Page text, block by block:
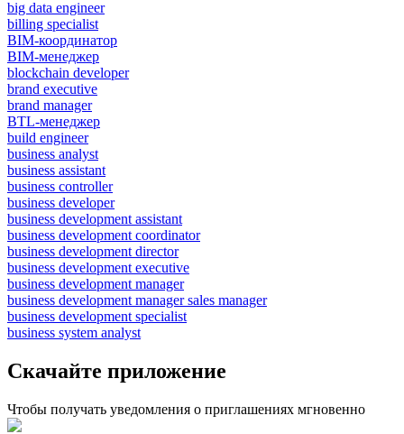
big data engineer
billing specialist
BIM-координатор
BIM-менеджер
blockchain developer
brand executive
brand manager
BTL-менеджер
build engineer
business analyst
business assistant
business controller
business developer
business development assistant
business development coordinator
business development director
business development executive
business development manager
business development manager sales manager
business development specialist
business system analyst
Скачайте приложение
Чтобы получать уведомления о приглашениях мгновенно